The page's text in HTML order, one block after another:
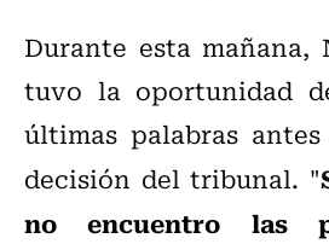
Durante esta mañana,
tuvo la oportunidad
últimas palabras
decisión del tribunal. "
no encuentro las